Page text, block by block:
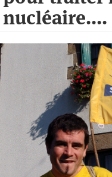
nucléaire....